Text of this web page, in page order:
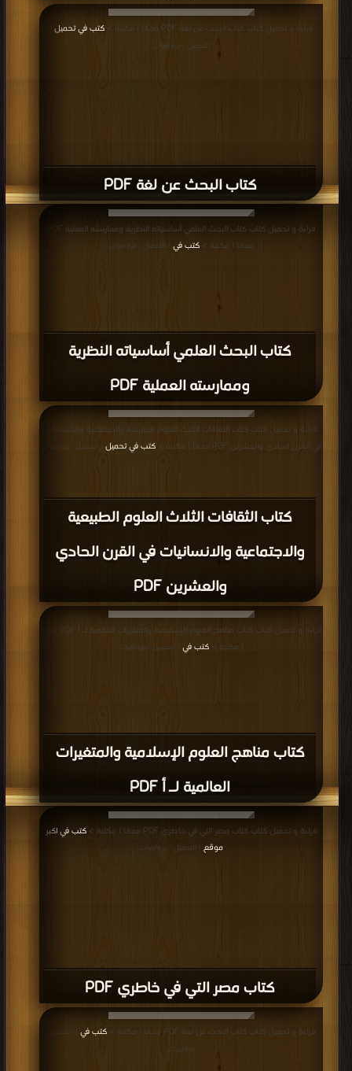
كتاب البحث عن لغة PDF
قراءة و تحميل كتاب كتاب البحث عن لغة PDF مجانا | مكتبة > كتب في تحميل
التحميل : مرة/مرات
كتاب البحث العلمي أساسياته النظرية
وممارسته العملية PDF
قراءة و تحميل كتاب كتاب البحث العلمي أساسياته النظرية وممارسته العملية PDF
مجانا | مكتبة >كتب في | التحميل : مرة/مرات
كتاب الثقافات الثلاث العلوم الطبيعية
والاجتماعية والانسانيات في القرن الحادي
والعشرين PDF
قراءة و تحميل كتاب كتاب الثقافات الثلاث العلوم الطبيعية والاجتماعية والانسانيات
في القرن الحادي والعشرين PDF مجانا | مكتبة >
كتب في تحميل | التحميل : مرة/مرات
كتاب مناهج العلوم الإسلامية والمتغيرات
العالمية لـ أ PDF
| مكتبة > كتب في | التحميل : مرة/مرات
كتاب مصر التي في خاطري PDF
قراءة و تحميل كتاب كتاب مصر التي في خاطري PDF مجانا | مكتبة >
كتب في اكبر
موقع
| التحميل : مرة/مرات
قراءة و تحميل كتاب كتاب البحث عن لغة PDF مجانا | مكتبة > كتب في
| التحميل :
مرة/مرات